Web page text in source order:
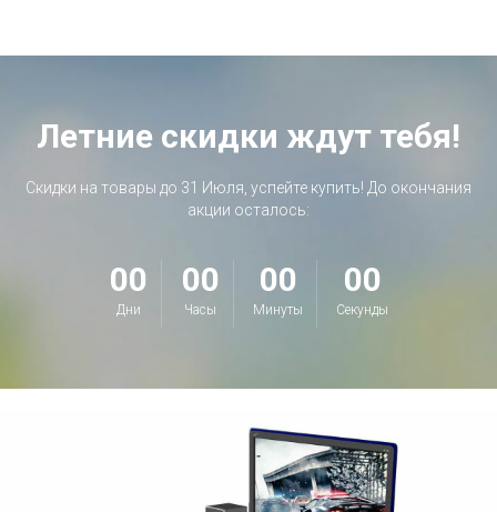
Летние скидки ждут тебя!
Скидки на товары до 31 Июля, успейте купить! До окончания
акции осталось:
00
Дни
00
Часы
00
Минуты
00
Секунды